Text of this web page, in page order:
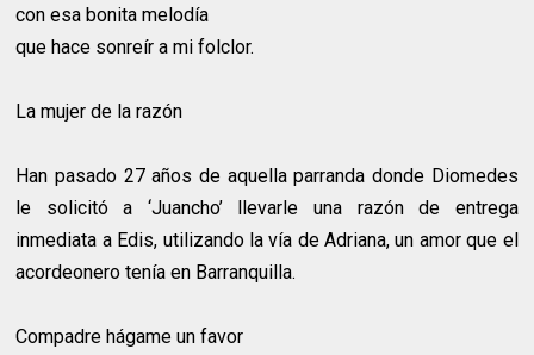
con esa bonita melodía
que hace sonreír a mi folclor.
La mujer de la razón
Han pasado 27 años de aquella parranda donde Diomedes
le solicitó a ‘Juancho’ llevarle una razón de entrega
inmediata a Edis, utilizando la vía de Adriana, un amor que el
acordeonero tenía en Barranquilla.
Compadre hágame un favor